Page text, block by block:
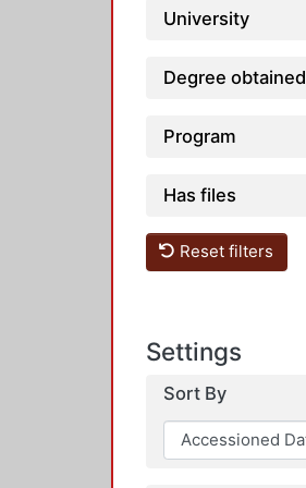
University
Degree obtained
Program
Has files
Reset filters
Settings
Sort By